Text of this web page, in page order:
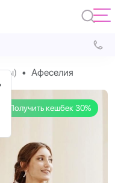
Афеселия
Получить кешбек 30%